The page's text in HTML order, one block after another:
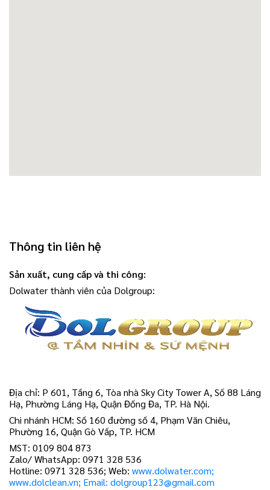
Thông tin liên hệ
Sản xuất, cung cấp và thi công:
Dolwater thành viên của Dolgroup:
Địa chỉ: P 601, Tầng 6, Tòa nhà Sky City Tower A, Số 88 Láng
Hạ, Phường Láng Hạ, Quận Đống Đa, TP. Hà Nội.
Chi nhánh HCM: Số 160 đường số 4, Phạm Văn Chiêu,
Phường 16, Quận Gò Vấp, TP. HCM
MST: 0109 804 873
Zalo/ WhatsApp: 0971 328 536
Hotline: 0971 328 536; Web: www.dolwater.com;
www.dolclean.vn; Email: dolgroup123@gmail.com